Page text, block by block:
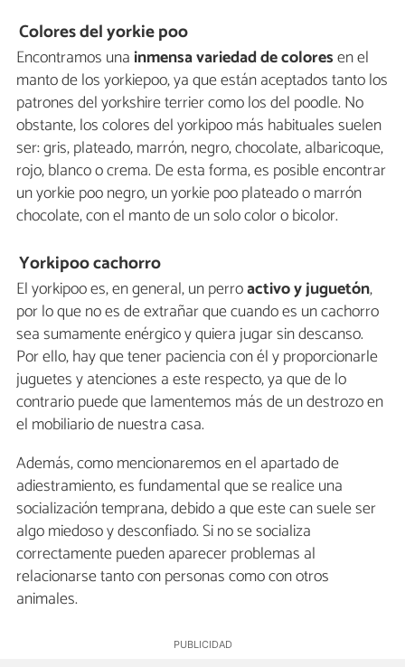
Colores del yorkie poo
Encontramos una inmensa variedad de coloresen el
manto de los yorkiepoo, ya que están aceptados tanto los
patrones del yorkshire terrier como los del poodle. No
obstante, los colores del yorkipoo más habituales suelen
ser: gris, plateado, marrón, negro, chocolate, albaricoque,
rojo, blanco o crema. De esta forma, es posible encontrar
un yorkie poo negro, un yorkie poo plateado o marrón
chocolate, con el manto de un solo color o bicolor.
Yorkipoo cachorro
El yorkipoo es, en general, un perroactivo y juguetón,
por lo que no es de extrañar que cuando es un cachorro
sea sumamente enérgico y quiera jugar sin descanso.
Por ello, hay que tener paciencia con él y proporcionarle
juguetes y atenciones a este respecto, ya que de lo
contrario puede que lamentemos más de un destrozo en
el mobiliario de nuestra casa.
Además, como mencionaremos en el apartado de
adiestramiento, es fundamental que se realice una
socialización temprana, debido a que este can suele ser
algo miedoso y desconfiado. Si no se socializa
correctamente pueden aparecer problemas al
relacionarse tanto con personas como con otros
animales.